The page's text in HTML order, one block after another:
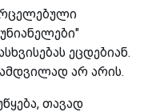
ეცდებიან.
არ არის.
თავად